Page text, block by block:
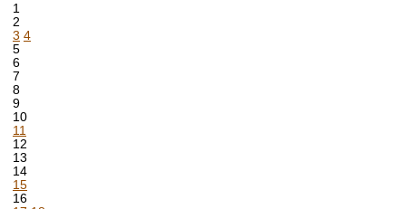
1
2
3 4
5
6
7
8
9
10
11
12
13
14
15
16